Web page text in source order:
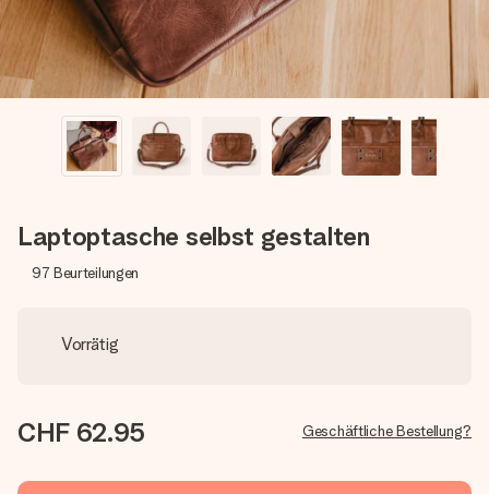
Laptoptasche selbst gestalten
97 Beurteilungen
Vorrätig
CHF 62.95 Geschäftliche Bestellung?